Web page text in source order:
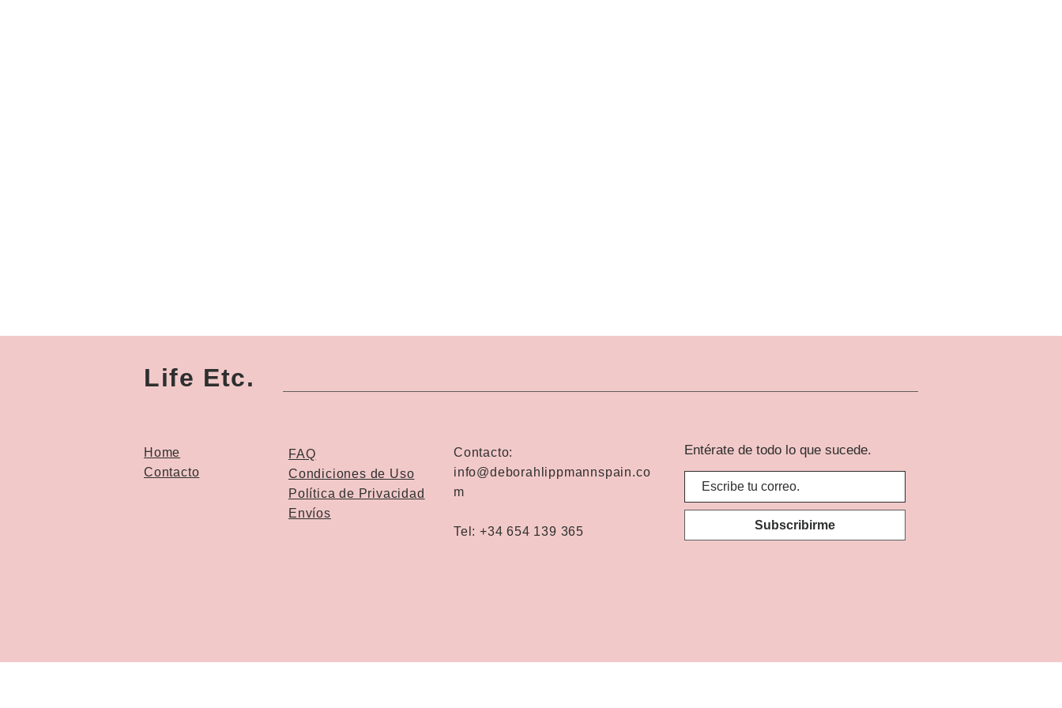
Life Etc.
Home
Contacto
FAQ
Condiciones de Uso
Política de Privacidad
Envíos
Contacto:
info@deborahlippmannspain.co
m
Tel: +34 654 139 365
Entérate de todo lo que sucede.
Subscribirme